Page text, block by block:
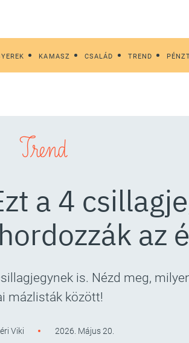
KAMASZ CSALÁD TREND
Trend
a 4
az
is. Nézd meg,
mázlisták között!
Viki 2026. Május 20.